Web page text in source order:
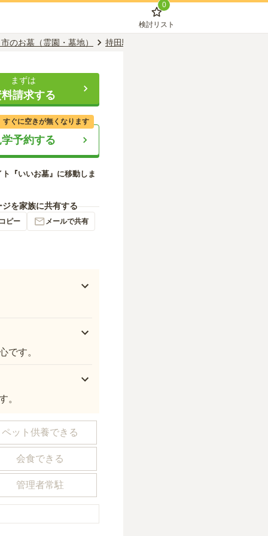
0
検討リスト
のお墓（霊園・墓地） 持田駅のお墓（霊園・墓地）
まずは
請求する
予約する
すぐに空きが無くなります
『いいお墓』に移動しま
ジを家族に共有する
ピー メールで共有
です。
。
ペット供養できる
会食できる
管理者常駐